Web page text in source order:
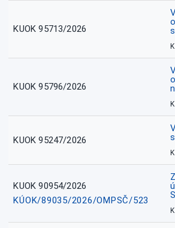
KUOK 95713/2026
KUOK 95796/2026
KUOK 95247/2026
KUOK 90954/2026
KÚOK/89035/2026/OMPSČ/523